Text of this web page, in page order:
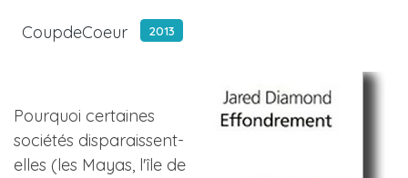
CoupdeCoeur 2013
Pourquoi certaines
sociétés disparaissent-
elles (les Mayas, l'île de